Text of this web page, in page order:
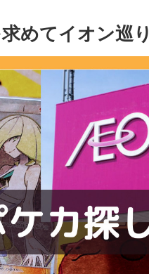
めてイオン巡り